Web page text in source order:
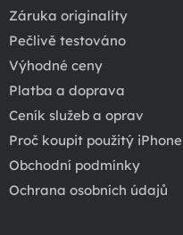
Záruka originality
Pečlivě testováno
Výhodné ceny
Platba a doprava
Ceník služeb a oprav
Proč koupit použitý iPhone
Obchodní podmínky
Ochrana osobních údajů